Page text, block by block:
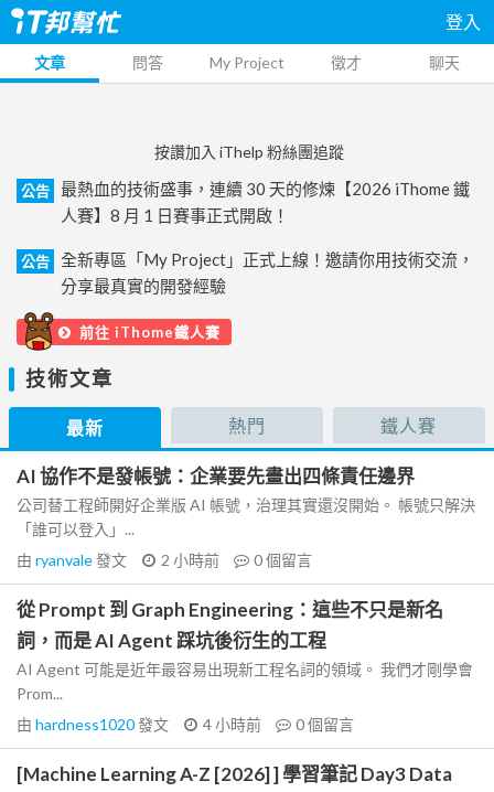
登入
文章 問答 My Project 徵才 聊天
按讚加入 iThelp 粉絲團追蹤
公告
最熱血的技術盛事，連續 30 天的修煉【2026 iThome 鐵
人賽】8 月 1 日賽事正式開啟！
公告
全新專區「My Project」正式上線！邀請你用技術交流，
分享最真實的開發經驗
前往 iThome鐵人賽
技術文章
最新 熱門 鐵人賽
AI 協作不是發帳號：企業要先畫出四條責任邊界
公司替工程師開好企業版 AI 帳號，治理其實還沒開始。 帳號只解決
「誰可以登入」...
由 ryanvale發文 2 小時前 0個留言
從 Prompt 到 Graph Engineering：這些不只是新名
詞，而是 AI Agent 踩坑後衍生的工程
AI Agent 可能是近年最容易出現新工程名詞的領域。 我們才剛學會
Prom...
由 hardness1020發文 4 小時前 0個留言
[Machine Learning A-Z [2026] ] 學習筆記 Day3 Data